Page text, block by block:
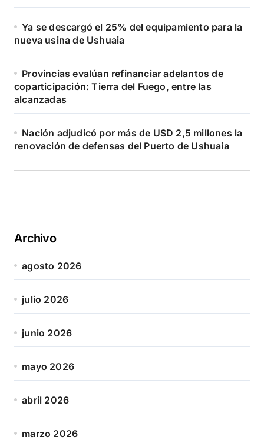
Ya se descargó el 25% del equipamiento para la
nueva usina de Ushuaia
Provincias evalúan refinanciar adelantos de
coparticipación: Tierra del Fuego, entre las
alcanzadas
Nación adjudicó por más de USD 2,5 millones la
renovación de defensas del Puerto de Ushuaia
Archivo
agosto 2026
julio 2026
junio 2026
mayo 2026
abril 2026
marzo 2026